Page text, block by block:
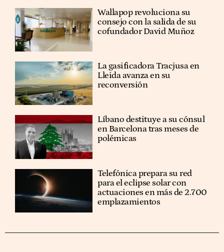
Wallapop revoluciona su
consejo con la salida de su
cofundador David Muñoz
La gasificadora Tracjusa en
Lleida avanza en su
reconversión
Líbano destituye a su cónsul
en Barcelona tras meses de
polémicas
Telefónica prepara su red
para el eclipse solar con
actuaciones en más de 2.700
emplazamientos